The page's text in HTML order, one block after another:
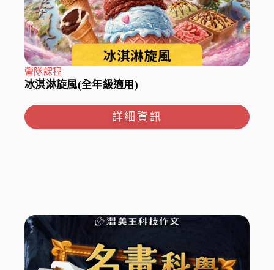
我想報名
加盟資訊
盟校搜尋
營隊課程
冰淇淋旋風(全年級適用)
詳細資訊